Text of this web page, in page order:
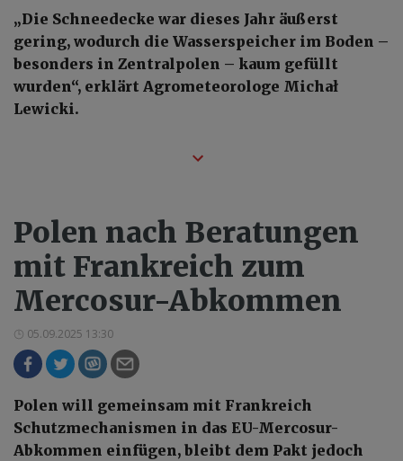
„Die Schneedecke war dieses Jahr äußerst
gering, wodurch die Wasserspeicher im Boden –
besonders in Zentralpolen – kaum gefüllt
wurden“, erklärt Agrometeorologe Michał
Lewicki.
Polen nach Beratungen
mit Frankreich zum
Mercosur-Abkommen
05.09.2025 13:30
Polen will gemeinsam mit Frankreich
Schutzmechanismen in das EU-Mercosur-
Abkommen einfügen, bleibt dem Pakt jedoch